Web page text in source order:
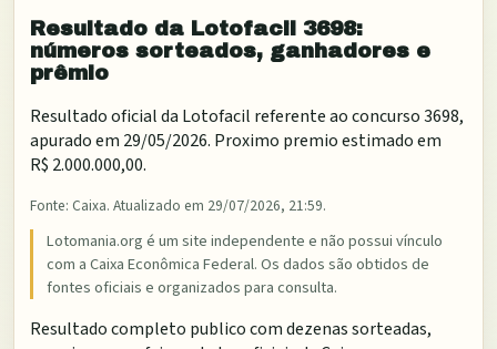
Resultado da Lotofacil 3698:
números sorteados, ganhadores e
prêmio
Resultado oficial da Lotofacil referente ao concurso3698,
apurado em 29/05/2026. Proximo premio estimado em
R$ 2.000.000,00.
Fonte: Caixa. Atualizado em 29/07/2026, 21:59.
Lotomania.org é um site independente e não possui vínculo
com a Caixa Econômica Federal. Os dados são obtidos de
fontes oficiais e organizados para consulta.
Resultado completo publico com dezenas sorteadas,